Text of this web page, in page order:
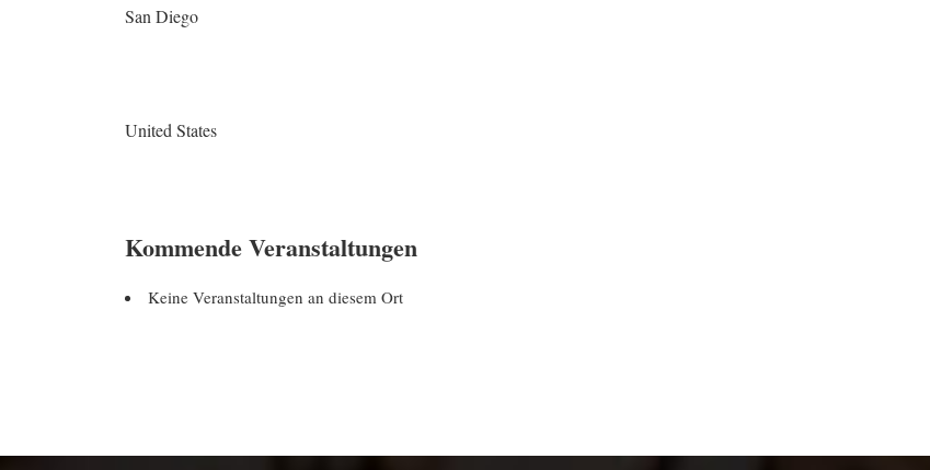
San Diego
United States
Kommende Veranstaltungen
Keine Veranstaltungen an diesem Ort